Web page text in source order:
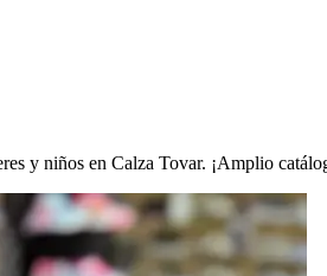
y niños en Calza Tovar. ¡Amplio